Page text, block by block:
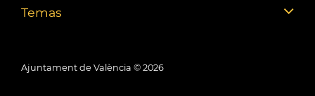
Temas
Ajuntament de València © 2026